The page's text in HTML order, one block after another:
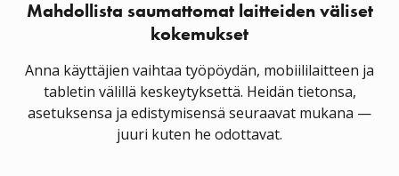
Mahdollista saumattomat laitteiden väliset
kokemukset
Anna käyttäjien vaihtaa työpöydän, mobiililaitteen ja
tabletin välillä keskeytyksettä. Heidän tietonsa,
asetuksensa ja edistymisensä seuraavat mukana —
juuri kuten he odottavat.